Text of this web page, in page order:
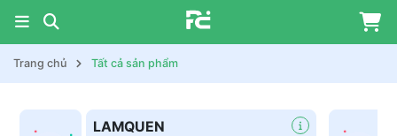
Trang chủ Tất cả sản phẩm
LAMQUEN